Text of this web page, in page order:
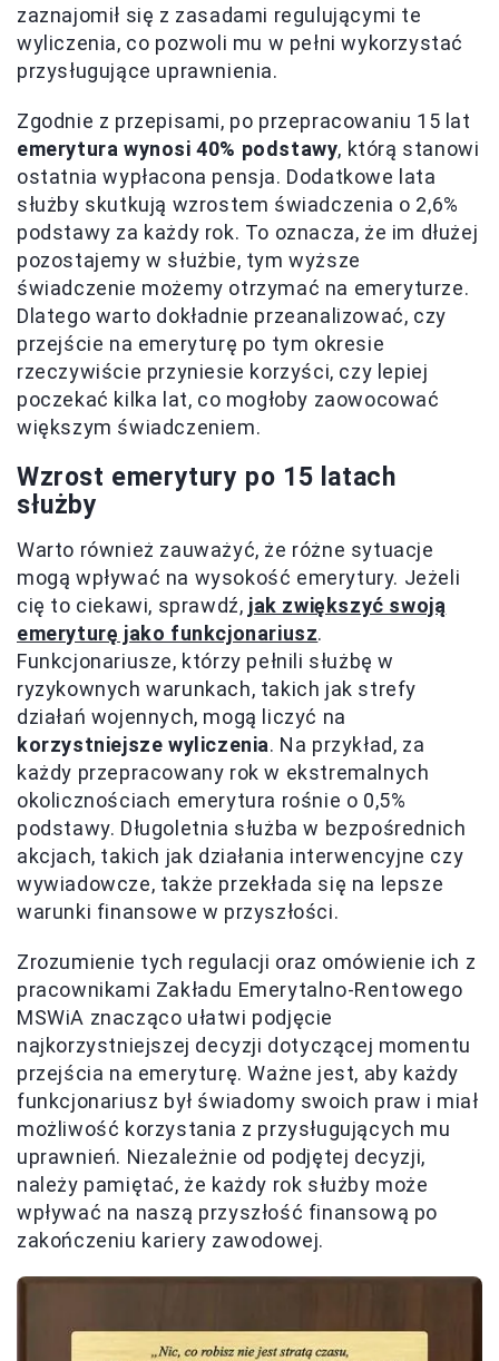
zaznajomił się z zasadami regulującymi te
wyliczenia, co pozwoli mu w pełni wykorzystać
przysługujące uprawnienia.
Zgodnie z przepisami, po przepracowaniu 15 lat
emerytura wynosi 40% podstawy, którą stanowi
ostatnia wypłacona pensja. Dodatkowe lata
służby skutkują wzrostem świadczenia o 2,6%
podstawy za każdy rok. To oznacza, że im dłużej
pozostajemy w służbie, tym wyższe
świadczenie możemy otrzymać na emeryturze.
Dlatego warto dokładnie przeanalizować, czy
przejście na emeryturę po tym okresie
rzeczywiście przyniesie korzyści, czy lepiej
poczekać kilka lat, co mogłoby zaowocować
większym świadczeniem.
Wzrost emerytury po 15 latach
służby
Warto również zauważyć, że różne sytuacje
mogą wpływać na wysokość emerytury. Jeżeli
cię to ciekawi, sprawdź, jak zwiększyć swoją
emeryturę jako funkcjonariusz.
Funkcjonariusze, którzy pełnili służbę w
ryzykownych warunkach, takich jak strefy
działań wojennych, mogą liczyć na
korzystniejsze wyliczenia. Na przykład, za
każdy przepracowany rok w ekstremalnych
okolicznościach emerytura rośnie o 0,5%
podstawy. Długoletnia służba w bezpośrednich
akcjach, takich jak działania interwencyjne czy
wywiadowcze, także przekłada się na lepsze
warunki finansowe w przyszłości.
Zrozumienie tych regulacji oraz omówienie ich z
pracownikami Zakładu Emerytalno-Rentowego
MSWiA znacząco ułatwi podjęcie
najkorzystniejszej decyzji dotyczącej momentu
przejścia na emeryturę. Ważne jest, aby każdy
funkcjonariusz był świadomy swoich praw i miał
możliwość korzystania z przysługujących mu
uprawnień. Niezależnie od podjętej decyzji,
należy pamiętać, że każdy rok służby może
wpływać na naszą przyszłość finansową po
zakończeniu kariery zawodowej.